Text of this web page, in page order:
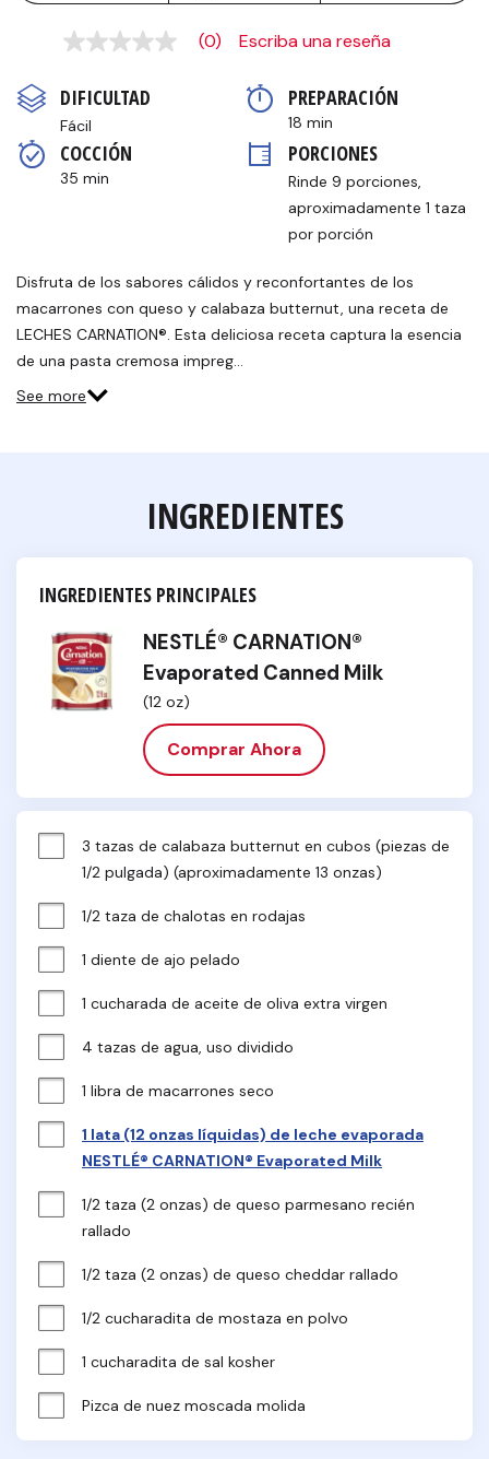
Sin
en
la
misma
página.
(0) Escriba una reseña
DIFICULTAD
Fácil
PREPARACIÓN
18 min
COCCIÓN
35 min
PORCIONES
Rinde 9 porciones,
aproximadamente 1 taza
por porción
Disfruta de los sabores cálidos y reconfortantes de los
macarrones con queso y calabaza butternut, una receta de
LECHES CARNATION®. Esta deliciosa receta captura la esencia
de una pasta cremosa impreg…
See more
INGREDIENTES
INGREDIENTES PRINCIPALES
NESTLÉ® CARNATION®
Evaporated Canned Milk
(12 oz)
Comprar Ahora
3 tazas de calabaza butternut en cubos (piezas de
1/2 pulgada) (aproximadamente 13 onzas)
1/2 taza de chalotas en rodajas
1 diente de ajo pelado
1 cucharada de aceite de oliva extra virgen
4 tazas de agua, uso dividido
1 libra de macarrones seco
1 lata (12 onzas líquidas) de leche evaporada
NESTLÉ® CARNATION® Evaporated Milk
1/2 taza (2 onzas) de queso parmesano recién
rallado
1/2 taza (2 onzas) de queso cheddar rallado
1/2 cucharadita de mostaza en polvo
1 cucharadita de sal kosher
Pizca de nuez moscada molida